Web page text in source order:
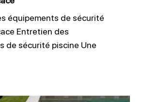
équipements de sécurité
Entretien des
de sécurité piscine Une